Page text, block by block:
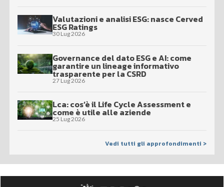
Valutazioni e analisi ESG: nasce Cerved
ESG Ratings
30 Lug 2026
Governance del dato ESG e AI: come
garantire un lineage informativo
trasparente per la CSRD
27 Lug 2026
Lca: cos’è il Life Cycle Assessment e
come è utile alle aziende
25 Lug 2026
Vedi tutti gli approfondimenti >